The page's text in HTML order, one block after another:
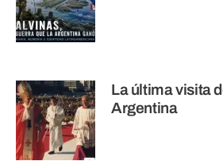
La última visita
Argentina